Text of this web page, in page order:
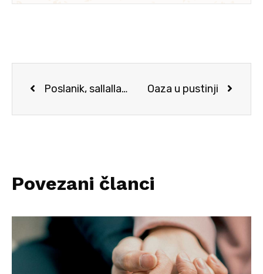
Poslanik, sallallahu alejhi ve sellem, je volio optimizam Oaza u pustinji
Povezani članci